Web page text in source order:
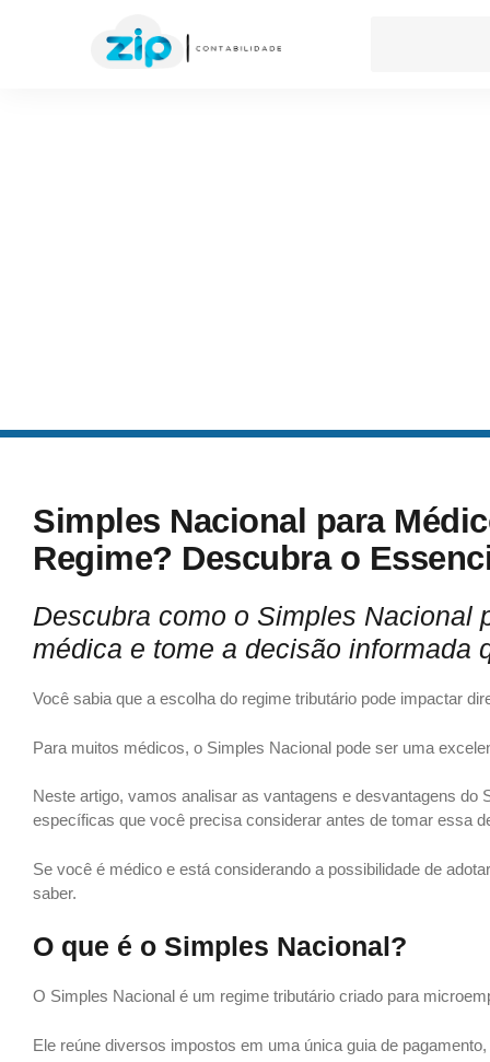
Simples Nacional para
Regime? Descubra o
Descubra como o Simples Nacional
médica e tome a decisão informada
Você sabia que a escolha do regime tributário pode impactar
Para muitos médicos, o Simples Nacional pode ser uma
Neste artigo, vamos analisar as vantagens e desvantagens
específicas que você precisa considerar antes de tomar essa
Se você é médico e está considerando a possibilidade de
saber.
O que é o Simples Nacional?
O Simples Nacional é um regime tributário criado para
Ele reúne diversos impostos em uma única guia de